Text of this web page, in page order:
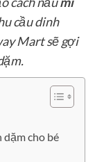
cầu dinh
Mart sẽ gợi
dặm cho bé